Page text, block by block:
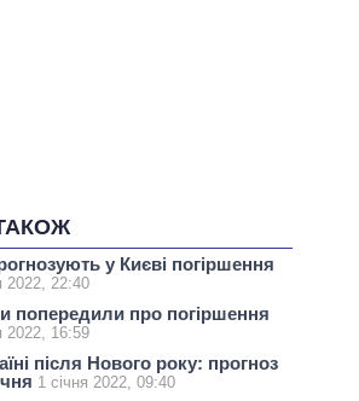
у Києві погіршення
2022, 22:40
попередили про погіршення
2022, 16:59
після Нового року: прогноз
1 січня 2022, 09:40